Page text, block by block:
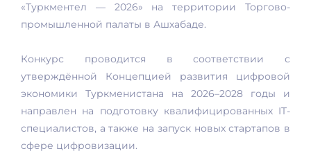
«Туркментел — 2026» на территории Торгово-
промышленной палаты в Ашхабаде.
Конкурс проводится в соответствии с
утверждённой Концепцией развития цифровой
экономики Туркменистана на 2026–2028 годы и
направлен на подготовку квалифицированных IT-
специалистов, а также на запуск новых стартапов в
сфере цифровизации.